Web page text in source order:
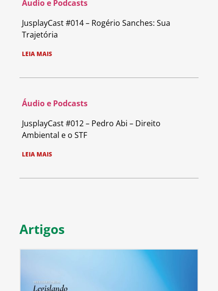
Áudio e Podcasts
JusplayCast #014 – Rogério Sanches: Sua
Trajetória
LEIA MAIS
Áudio e Podcasts
JusplayCast #012 – Pedro Abi – Direito
Ambiental e o STF
LEIA MAIS
Artigos